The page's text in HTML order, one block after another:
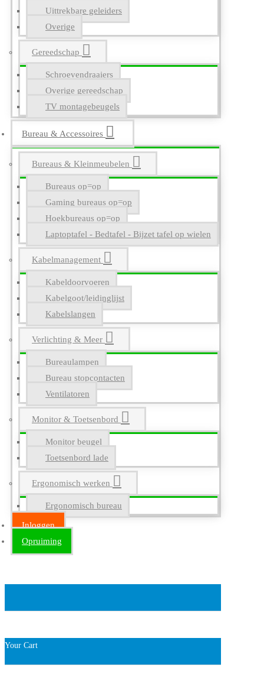
Uittrekbare geleiders
Overige
Gereedschap
Schroevendraaiers
Overige gereedschap
TV montagebeugels
Bureau & Accessoires
Bureaus & Kleinmeubelen
Bureaus op=op
Gaming bureaus op=op
Hoekbureaus op=op
Laptoptafel - Bedtafel - Bijzet tafel op wielen
Kabelmanagement
Kabeldoorvoeren
Kabelgoot/leidinglijst
Kabelslangen
Verlichting & Meer
Bureaulampen
Bureau stopcontacten
Ventilatoren
Monitor & Toetsenbord
Monitor beugel
Toetsenbord lade
Ergonomisch werken
Ergonomisch bureau
Inloggen
Opruiming
Your Cart